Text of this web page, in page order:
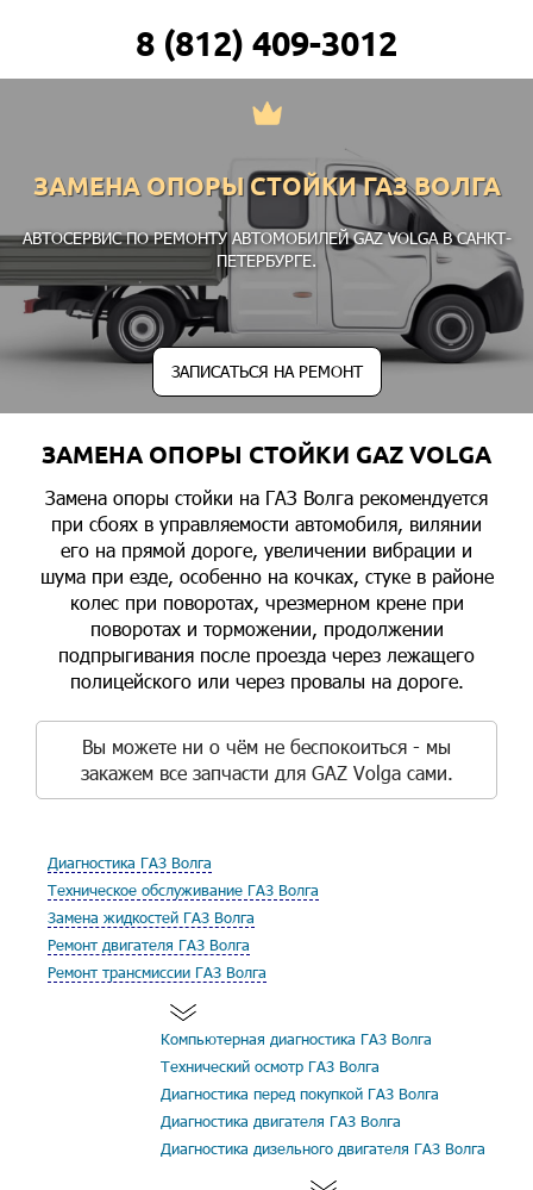
8 (812) 409-3012
ЗАМЕНА ОПОРЫ СТОЙКИ ГАЗ ВОЛГА
АВТОСЕРВИС ПО РЕМОНТУ АВТОМОБИЛЕЙ GAZ VOLGA В САНКТ-
ПЕТЕРБУРГЕ.
ЗАПИСАТЬСЯ НА РЕМОНТ
ЗАМЕНА ОПОРЫ СТОЙКИ GAZ VOLGA
Замена опоры стойки на ГАЗ Волга рекомендуется
при сбоях в управляемости автомобиля, вилянии
его на прямой дороге, увеличении вибрации и
шума при езде, особенно на кочках, стуке в районе
колес при поворотах, чрезмерном крене при
поворотах и торможении, продолжении
подпрыгивания после проезда через лежащего
полицейского или через провалы на дороге.
Вы можете ни о чём не беспокоиться - мы
закажем все запчасти для GAZ Volga сами.
Диагностика ГАЗ Волга
Техническое обслуживание ГАЗ Волга
Замена жидкостей ГАЗ Волга
Ремонт двигателя ГАЗ Волга
Ремонт трансмиссии ГАЗ Волга
Компьютерная диагностика ГАЗ Волга
Технический осмотр ГАЗ Волга
Диагностика перед покупкой ГАЗ Волга
Диагностика двигателя ГАЗ Волга
Диагностика дизельного двигателя ГАЗ Волга